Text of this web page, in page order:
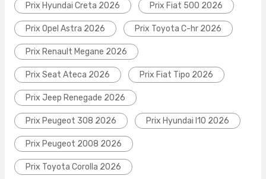
Prix Hyundai Creta 2026 Prix Fiat 500 2026
Prix Opel Astra 2026 Prix Toyota C-hr 2026
Prix Renault Megane 2026
Prix Seat Ateca 2026 Prix Fiat Tipo 2026
Prix Jeep Renegade 2026
Prix Peugeot 308 2026 Prix Hyundai I10 2026
Prix Peugeot 2008 2026
Prix Toyota Corolla 2026